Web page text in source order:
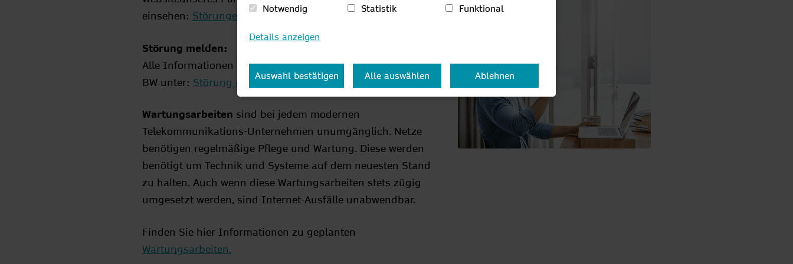
einsehen: Störungen
Störung melden:
Alle Informationen erhalten Sie auf der Website der NetCom
BW unter: Störung & Wartung.
Wartungsarbeiten sind bei jedem modernen
Telekommunikations-Unternehmen unumgänglich. Netze
benötigen regelmäßige Pflege und Wartung. Diese werden
benötigt um Technik und Systeme auf dem neuesten Stand
zu halten. Auch wenn diese Wartungsarbeiten stets zügig
umgesetzt werden, sind Internet-Ausfälle unabwendbar.
Finden Sie hier Informationen zu geplanten
Wartungsarbeiten.
Notwendig Statistik Funktional
Details anzeigen
Auswahl bestätigen Alle auswählen Ablehnen